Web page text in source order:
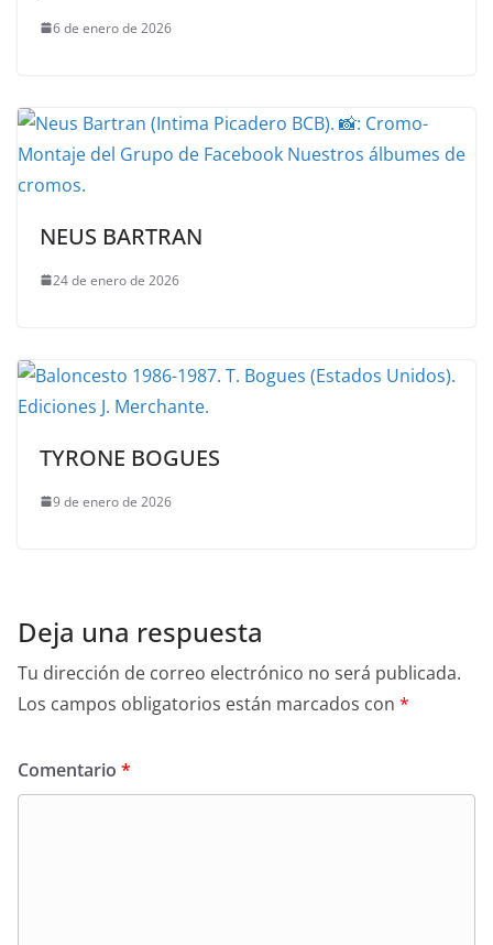
6 de enero de 2026
NEUS BARTRAN
24 de enero de 2026
TYRONE BOGUES
9 de enero de 2026
Deja una respuesta
Tu dirección de correo electrónico no será publicada.
Los campos obligatorios están marcados con *
Comentario *